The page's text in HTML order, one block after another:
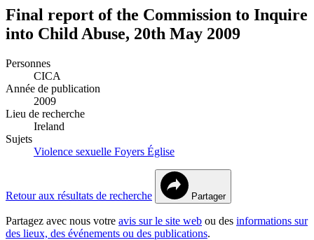
Final report of the Commission to Inquire
into Child Abuse, 20th May 2009
Personnes
CICA
Année de publication
2009
Lieu de recherche
Ireland
Sujets
Violence sexuelle Foyers Église
Retour aux résultats de recherche Partager
Partagez avec nous votre avis sur le site web ou des informations sur
des lieux, des événements ou des publications.